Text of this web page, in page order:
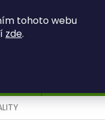
tohoto webu
zde.